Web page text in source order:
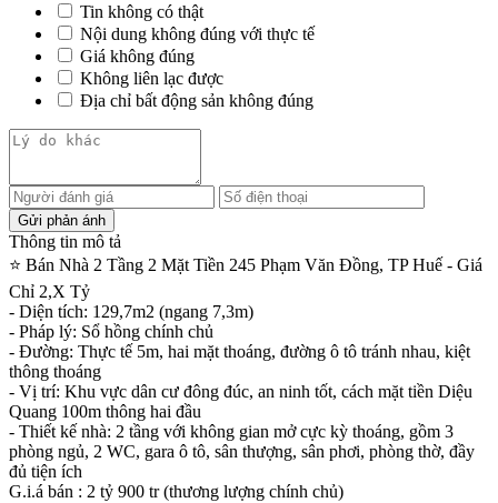
Tin không có thật
Nội dung không đúng với thực tế
Giá không đúng
Không liên lạc được
Địa chỉ bất động sản không đúng
Thông tin mô tả
⭐ Bán Nhà 2 Tầng 2 Mặt Tiền 245 Phạm Văn Đồng, TP Huế - Giá
Chỉ 2,X Tỷ
- Diện tích: 129,7m2 (ngang 7,3m)
- Pháp lý: Sổ hồng chính chủ
- Đường: Thực tế 5m, hai mặt thoáng, đường ô tô tránh nhau, kiệt
thông thoáng
- Vị trí: Khu vực dân cư đông đúc, an ninh tốt, cách mặt tiền Diệu
Quang 100m thông hai đầu
- Thiết kế nhà: 2 tầng với không gian mở cực kỳ thoáng, gồm 3
phòng ngủ, 2 WC, gara ô tô, sân thượng, sân phơi, phòng thờ, đầy
đủ tiện ích
G.i.á bán : 2 tỷ 900 tr (thương lượng chính chủ)